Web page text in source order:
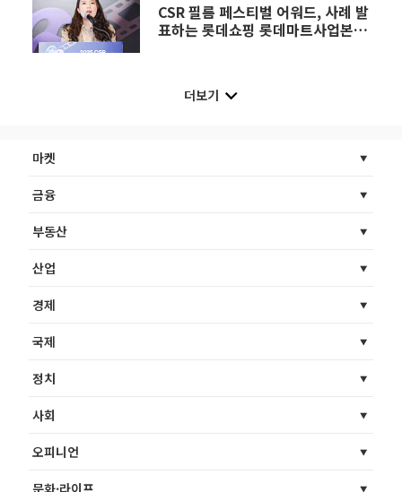
CSR 필름 페스티벌 어워드, 사례 발
표하는 롯데쇼핑 롯데마트사업본부
더보기
마켓
금융
부동산
산업
경제
국제
정치
사회
오피니언
문화·라이프